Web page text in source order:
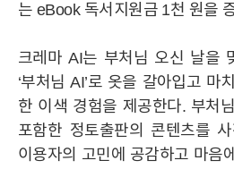
는 eBook 독서지원금 1천 원을
크레마 AI는 부처님 오신 날을
‘부처님 AI’로 옷을 갈아입고 마
한 이색 경험을 제공한다. 부처
포함한 정토출판의 콘텐츠를
이용자의 고민에 공감하고 마음